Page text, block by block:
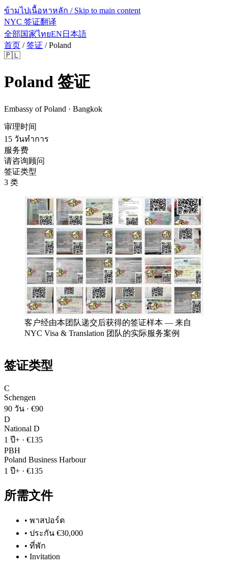
ข้ามไปเนื้อหาหลัก / Skip to main content
NYC 签证翻译
全部国家ไทยEN 日本語
首页 /签证 /Poland
🇵🇱
Poland 签证
Embassy of Poland · Bangkok
审理时间
15 วันทำการ
服务费
请咨询顾问
签证类型
3 类
客户经由本团队递交后获得的签证样本 — 来自
NYC Visa & Translation 团队的实际服务案例
签证类型
C
Schengen
90 วัน · €90
D
National D
1 ปี+ · €135
PBH
Poland Business Harbour
1 ปี+ · €135
所需文件
• พาสปอร์ต
• ประกัน €30,000
• ที่พัก
• Invitation